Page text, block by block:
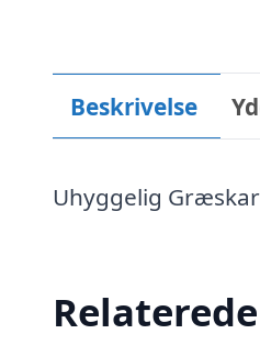
Beskrivelse
Uhyggelig